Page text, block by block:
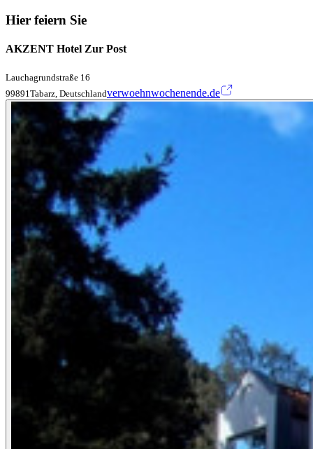
Hier feiern Sie
AKZENT Hotel Zur Post
Lauchagrundstraße 16
99891Tabarz, Deutschlandverwoehnwochenende.de